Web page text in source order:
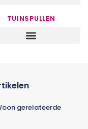
TUINSPULLEN
gerelateerde